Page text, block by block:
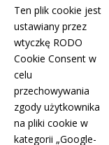
Ten plik cookie jest
ustawiany przez
wtyczkę RODO
Cookie Consent w
celu
przechowywania
zgody użytkownika
na pliki cookie w
kategorii „Google-